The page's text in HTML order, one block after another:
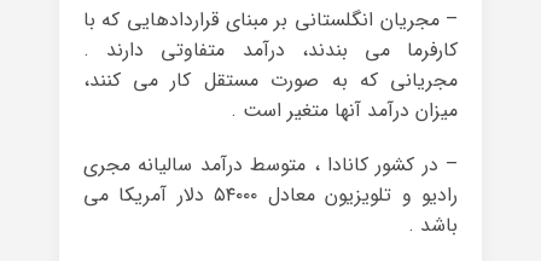
– مجریان انگلستانی بر مبنای قراردادهایی که با
کارفرما می بندند، درآمد متفاوتی دارند .
مجریانی که به صورت مستقل کار می کنند،
میزان درآمد آنها متغیر است .
– در کشور کانادا ، متوسط درآمد سالیانه مجری
رادیو و تلویزیون معادل ۵۴۰۰۰ دلار آمریکا می
باشد .